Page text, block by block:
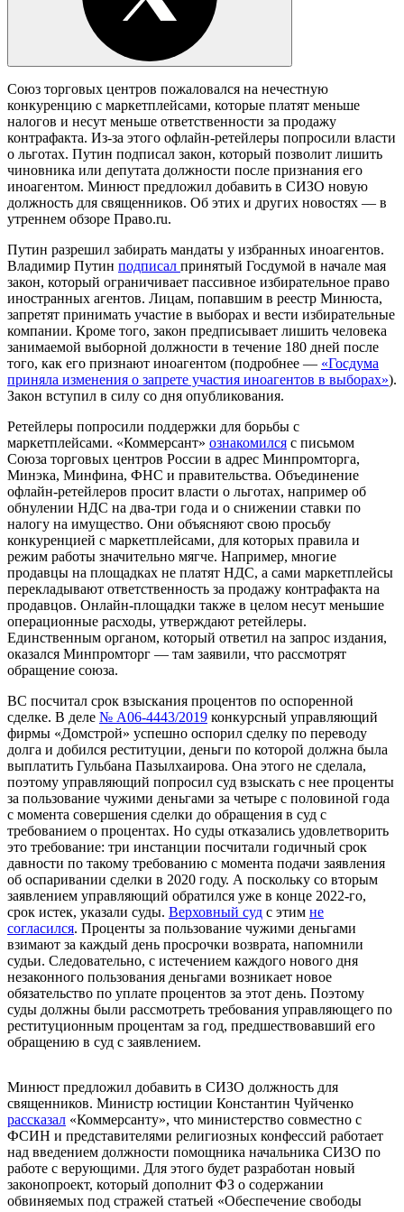
Союз торговых центров пожаловался на нечестную
конкуренцию с маркетплейсами, которые платят меньше
налогов и несут меньше ответственности за продажу
контрафакта. Из-за этого офлайн-ретейлеры попросили власти
о льготах. Путин подписал закон, который позволит лишить
чиновника или депутата должности после признания его
иноагентом. Минюст предложил добавить в СИЗО новую
должность для священников. Об этих и других новостях — в
утреннем обзоре Право.ru.
Путин разрешил забирать мандаты у избранных иноагентов.
Владимир Путин подписал принятый Госдумой в начале мая
закон, который ограничивает пассивное избирательное право
иностранных агентов. Лицам, попавшим в реестр Минюста,
запретят принимать участие в выборах и вести избирательные
компании. Кроме того, закон предписывает лишить человека
занимаемой выборной должности в течение 180 дней после
того, как его признают иноагентом (подробнее — «Госдума
приняла изменения о запрете участия иноагентов в выборах»).
Закон вступил в силу со дня опубликования.
Ретейлеры попросили поддержки для борьбы с
маркетплейсами. «Коммерсант» ознакомился с письмом
Союза торговых центров России в адрес Минпромторга,
Минэка, Минфина, ФНС и правительства. Объединение
офлайн-ретейлеров просит власти о льготах, например об
обнулении НДС на два-три года и о снижении ставки по
налогу на имущество. Они объясняют свою просьбу
конкуренцией с маркетплейсами, для которых правила и
режим работы значительно мягче. Например, многие
продавцы на площадках не платят НДС, а сами маркетплейсы
перекладывают ответственность за продажу контрафакта на
продавцов. Онлайн-площадки также в целом несут меньшие
операционные расходы, утверждают ретейлеры.
Единственным органом, который ответил на запрос издания,
оказался Минпромторг — там заявили, что рассмотрят
обращение союза.
ВС посчитал срок взыскания процентов по оспоренной
сделке. В деле № А06-4443/2019 конкурсный управляющий
фирмы «Домстрой» успешно оспорил сделку по переводу
долга и добился реституции, деньги по которой должна была
выплатить Гульбана Пазылхаирова. Она этого не сделала,
поэтому управляющий попросил суд взыскать с нее проценты
за пользование чужими деньгами за четыре с половиной года
с момента совершения сделки до обращения в суд с
требованием о процентах. Но суды отказались удовлетворить
это требование: три инстанции посчитали годичный срок
давности по такому требованию с момента подачи заявления
об оспаривании сделки в 2020 году. А поскольку со вторым
заявлением управляющий обратился уже в конце 2022-го,
срок истек, указали суды. Верховный суд с этим не
согласился. Проценты за пользование чужими деньгами
взимают за каждый день просрочки возврата, напомнили
судьи. Следовательно, с истечением каждого нового дня
незаконного пользования деньгами возникает новое
обязательство по уплате процентов за этот день. Поэтому
суды должны были рассмотреть требования управляющего по
реституционным процентам за год, предшествовавший его
обращению в суд с заявлением.
Минюст предложил добавить в СИЗО должность для
священников. Министр юстиции Константин Чуйченко
рассказал «Коммерсанту», что министерство совместно с
ФСИН и представителями религиозных конфессий работает
над введением должности помощника начальника СИЗО по
работе с верующими. Для этого будет разработан новый
законопроект, который дополнит ФЗ о содержании
обвиняемых под стражей статьей «Обеспечение свободы